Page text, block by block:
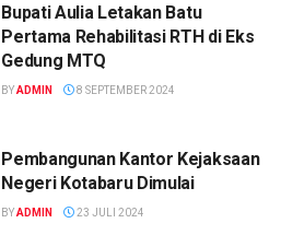
Bupati Aulia Letakan Batu
Pertama Rehabilitasi RTH di Eks
Gedung MTQ
BYADMIN 8 SEPTEMBER 2024
Pembangunan Kantor Kejaksaan
Negeri Kotabaru Dimulai
BYADMIN 23 JULI 2024